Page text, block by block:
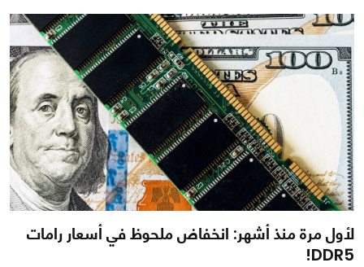
لأول مرة منذ أشهر: انخفاض ملحوظ في أسعار رامات
DDR5!